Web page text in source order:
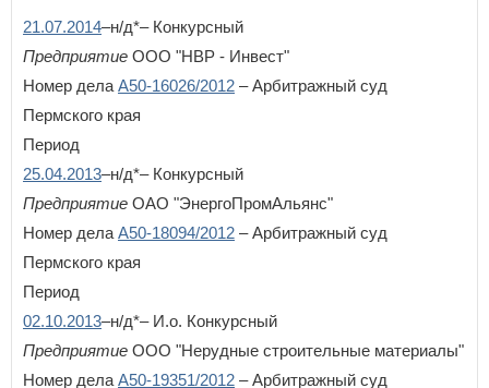
21.07.2014–н/д*– Конкурсный
Предприятие ООО "НВР - Инвест"
Номер дела А50-16026/2012 – Арбитражный суд
Пермского края
Период
25.04.2013–н/д*– Конкурсный
Предприятие ОАО "ЭнергоПромАльянс"
Номер дела А50-18094/2012 – Арбитражный суд
Пермского края
Период
02.10.2013–н/д*– И.о. Конкурсный
Предприятие ООО "Нерудные строительные материалы"
Номер дела А50-19351/2012 – Арбитражный суд